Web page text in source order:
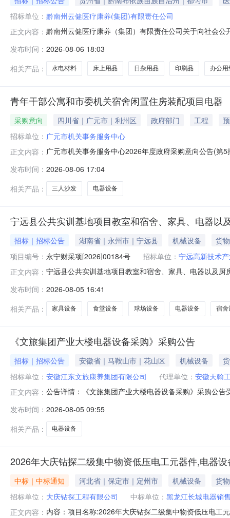
招标单位： 黔南州云健医疗康养(集团)有限责任公司
正文内容： 黔南州云健医疗康养（集团）有限责任公司关于向社会
后勤物资”采购项目市场调研，主要经营后勤服务类的业
用品、电器设备、日杂用品、水电材料
发布时间： 2026-08-06 18:03
相关产品：
水电材料 床上用品 日杂用品 印刷品 办公用
青年干部公寓和市委机关宿舍闲置住房装配项目电器
采购意向 四川省｜广元市｜利州区 政府部门 工程
招标单位： 广元市机关事务服务中心
正文内容： 广元市机关事务服务中心2026年度政府采购意向公告(第
器预算金额：0.426600万元(人民币)采购品目：采购需
求，
发布时间： 2026-08-06 17:04
相关产品：
三人沙发 电器设备
宁远县公共实训基地项目教室和宿舍、家具、电器以
招标｜招标公告 湖南省｜永州市｜宁远县 机械设备
货物
项目编号： 永宁财采项[2026]00184号 招标单位： 宁远高新技术
正文内容： 宁远县公共实训基地项目教室和宿舍、家具、电器以及
上传响应文件，并在公告规定的时间内完成响应文件解
[2026]026130号项目
发布时间： 2026-08-05 16:41
相关产品：
家具设备 食堂设备 球场设备 电器设备 宿舍
《文旅集团产业大楼电器设备采购》采购公告
招标｜招标公告 安徽省｜马鞍山市｜花山区 机械设备
招标单位： 安徽江东文旅康养集团有限公司 代理单位： 安徽天翰
正文内容： 公告详情：《文旅集团产业大楼电器设备采购》采购公
四、供货期：合同签订之日起7天内供货安装完毕。（具
目不接受联合体投标；4、供应商存在以下不良
发布时间： 2026-08-05 09:55
相关产品：
电器设备
2026年大庆钻探二级集中物资低压电工元器件,电器
中标｜中标通知 河北省｜保定市｜定州市 机械设备
货物
招标单位： 大庆钻探工程有限公司 中标单位： 黑龙江长城电器销
正文内容： 内容：项目名称:2026年大庆钻探二级集中物资低压电工